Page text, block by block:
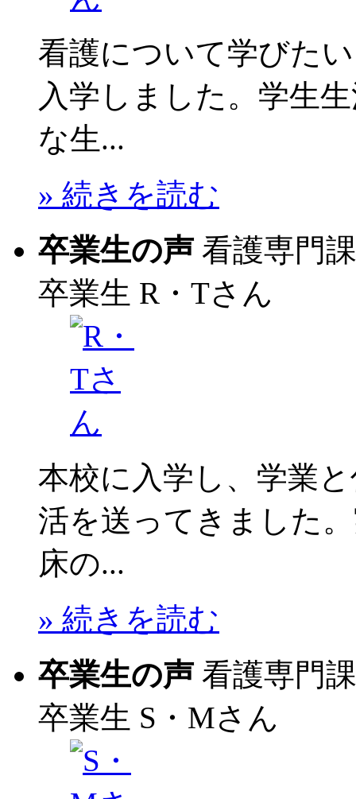
看護について学びた
入学しました。学生
な生...
» 続きを読む
卒業生の声 看護専門
卒業生 R・Tさん
本校に入学し、学業
活を送ってきました
床の...
» 続きを読む
卒業生の声 看護専門
卒業生 S・Mさん